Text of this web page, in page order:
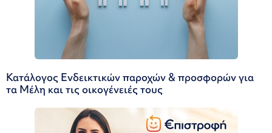
Κατάλογος Ενδεικτικών παροχών & προσφορών για
τα Μέλη και τις οικογένειές τους